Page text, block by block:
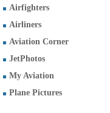
Airfighters
Airliners
Aviation Corner
JetPhotos
My Aviation
Plane Pictures